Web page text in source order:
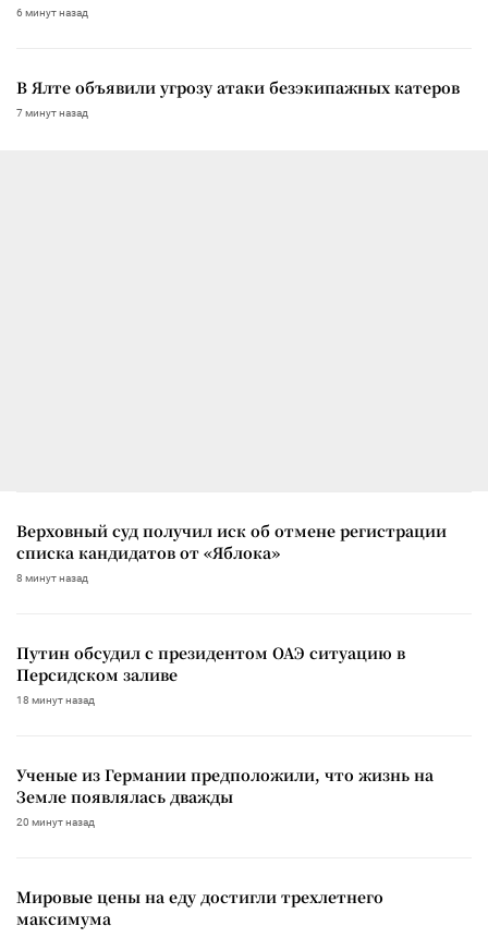
6 минут назад
В Ялте объявили угрозу атаки безэкипажных катеров
7 минут назад
Верховный суд получил иск об отмене регистрации
списка кандидатов от «Яблока»
8 минут назад
Путин обсудил с президентом ОАЭ ситуацию в
Персидском заливе
18 минут назад
Ученые из Германии предположили, что жизнь на
Земле появлялась дважды
20 минут назад
Мировые цены на еду достигли трехлетнего
максимума